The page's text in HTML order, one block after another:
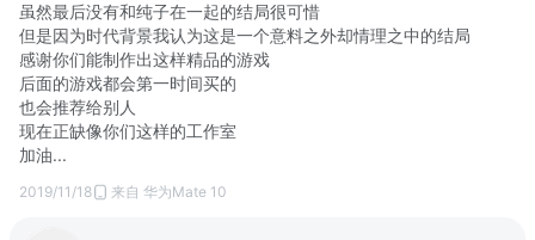
虽然最后没有和纯子在一起的结局很可惜
但是因为时代背景我认为这是一个意料之外却情理之中的结局
感谢你们能制作出这样精品的游戏
后面的游戏都会第一时间买的
也会推荐给别人
现在正缺像你们这样的工作室
加油...
2019/11/18 来自 华为Mate 10